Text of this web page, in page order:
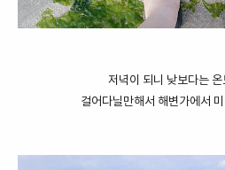
저녁이 되니 낮보다는 온
걸어다닐만해서 해변가에서